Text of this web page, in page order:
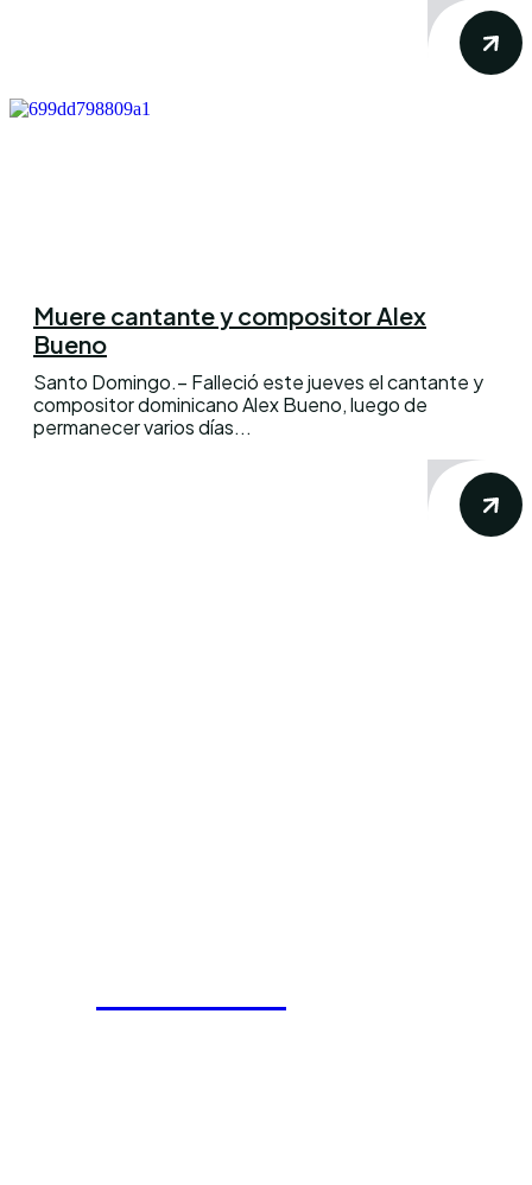
Muere cantante y compositor Alex
Bueno
Santo Domingo.– Falleció este jueves el cantante y
compositor dominicano Alex Bueno, luego de
permanecer varios días...